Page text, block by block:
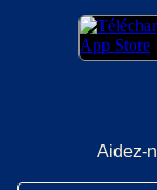
Aidez-